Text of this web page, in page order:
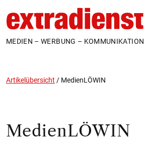
MEDIEN – WERBUNG – KOMMUNIKATION
Artikelübersicht / MedienLÖWIN
MedienLÖWIN